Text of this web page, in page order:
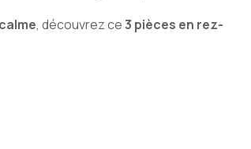
, découvrez ce3 pièces en rez-